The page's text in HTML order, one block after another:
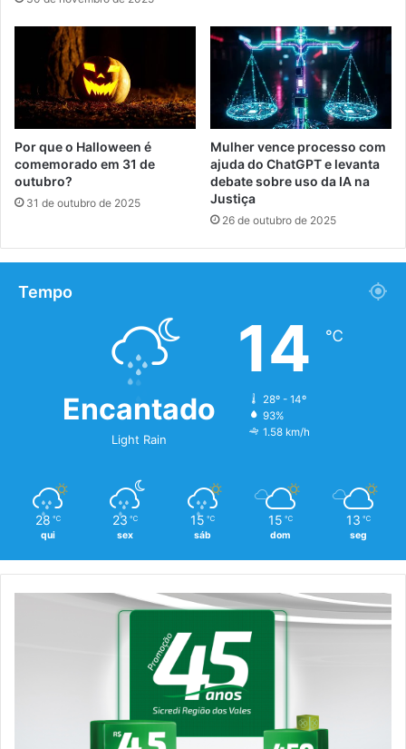
Por que o Halloween é
comemorado em 31 de
outubro?
31 de outubro de 2025
Mulher vence processo com
ajuda do ChatGPT e levanta
debate sobre uso da IA na
Justiça
26 de outubro de 2025
Tempo
Encantado
Light Rain
14 ℃
28º - 14º
93%
1.58 km/h
28 ℃
qui
23 ℃
sex
15 ℃
sáb
15 ℃
dom
13 ℃
seg